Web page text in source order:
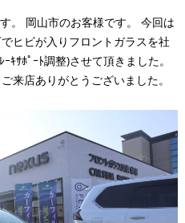
。 岡山市のお客様です。 今回は
ヒビが入りフロントガラスを社
ｷｻﾎﾟｰﾄ調整)させて頂きました。
来店ありがとうございました。